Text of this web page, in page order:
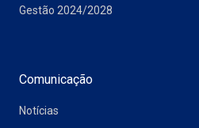
Gestão 2024/2028
Comunicação
Notícias